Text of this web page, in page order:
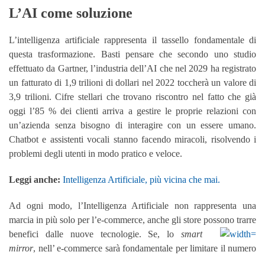
L’AI come soluzione
L’intelligenza artificiale rappresenta il tassello fondamentale di
questa trasformazione. Basti pensare che secondo uno studio
effettuato da Gartner, l’industria dell’AI che nel 2029 ha registrato
un fatturato di 1,9 trilioni di dollari nel 2022 toccherà un valore di
3,9 trilioni. Cifre stellari che trovano riscontro nel fatto che già
oggi l’85 % dei clienti arriva a gestire le proprie relazioni con
un’azienda senza bisogno di interagire con un essere umano.
Chatbot e assistenti vocali stanno facendo miracoli, risolvendo i
problemi degli utenti in modo pratico e veloce.
Leggi anche: Intelligenza Artificiale, più vicina che mai.
Ad ogni modo, l’Intelligenza Artificiale non rappresenta una
marcia in più solo per l’e-commerce, anche gli store possono trarre
benefici dalle nuove tecnologie. Se, lo smart
mirror, nell’ e-commerce sarà fondamentale per limitare il numero